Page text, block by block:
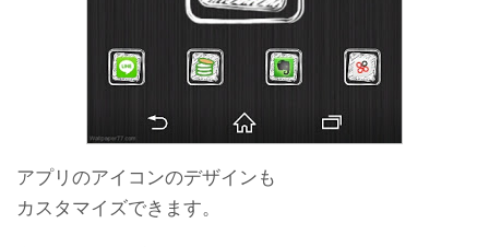
アプリのアイコンのデザインも
カスタマイズできます。